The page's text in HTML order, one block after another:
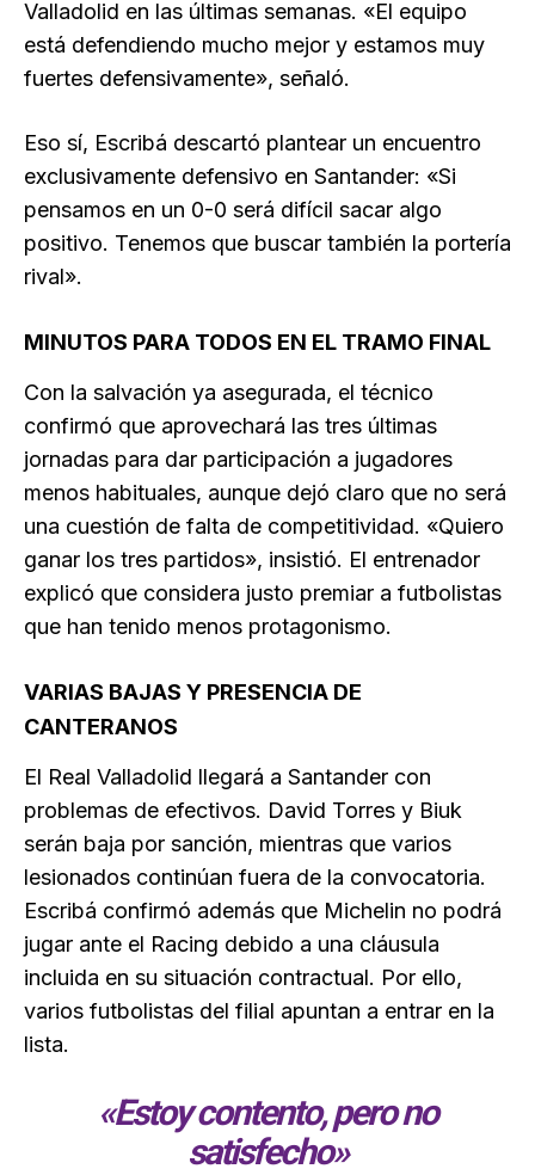
Valladolid en las últimas semanas. «El equipo
está defendiendo mucho mejor y estamos muy
fuertes defensivamente», señaló.
Eso sí, Escribá descartó plantear un encuentro
exclusivamente defensivo en Santander: «Si
pensamos en un 0-0 será difícil sacar algo
positivo. Tenemos que buscar también la portería
rival».
MINUTOS PARA TODOS EN EL TRAMO FINAL
Con la salvación ya asegurada, el técnico
confirmó que aprovechará las tres últimas
jornadas para dar participación a jugadores
menos habituales, aunque dejó claro que no será
una cuestión de falta de competitividad. «Quiero
ganar los tres partidos», insistió. El entrenador
explicó que considera justo premiar a futbolistas
que han tenido menos protagonismo.
VARIAS BAJAS Y PRESENCIA DE
CANTERANOS
El Real Valladolid llegará a Santander con
problemas de efectivos. David Torres y Biuk
serán baja por sanción, mientras que varios
lesionados continúan fuera de la convocatoria.
Escribá confirmó además que Michelin no podrá
jugar ante el Racing debido a una cláusula
incluida en su situación contractual. Por ello,
varios futbolistas del filial apuntan a entrar en la
lista.
«Estoy contento, pero no
satisfecho»